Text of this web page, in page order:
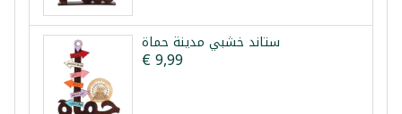
ستاند خشبي مدينة حماة
€ 9,99